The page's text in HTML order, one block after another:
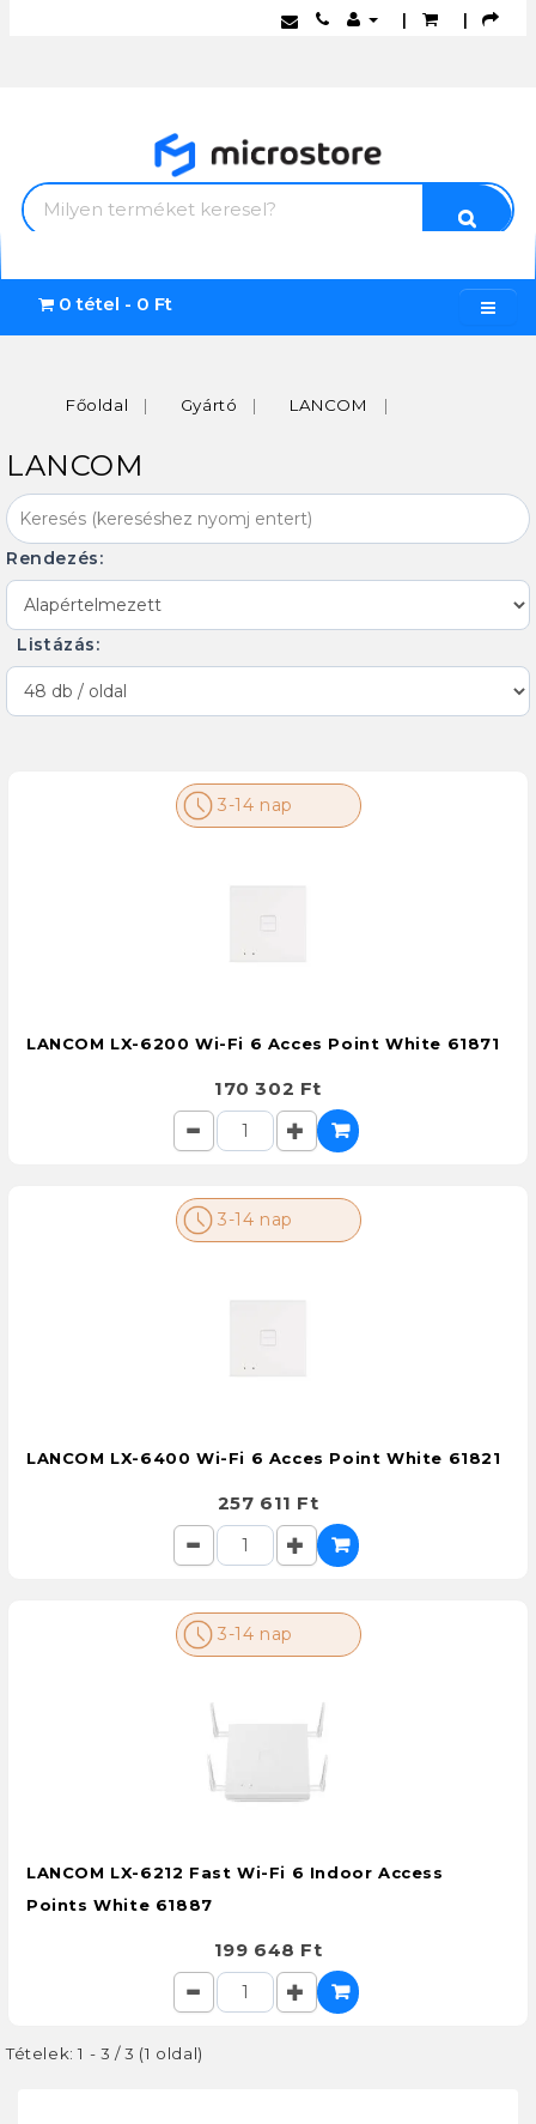
| |
0 tétel - 0 Ft
Főoldal Gyártó LANCOM
LANCOM
Rendezés:
Listázás:
3-14 nap
LANCOM LX-6200 Wi-Fi 6 Acces Point White 61871
170 302 Ft
3-14 nap
LANCOM LX-6400 Wi-Fi 6 Acces Point White 61821
257 611 Ft
3-14 nap
LANCOM LX-6212 Fast Wi-Fi 6 Indoor Access
Points White 61887
199 648 Ft
Tételek: 1 - 3 / 3 (1 oldal)